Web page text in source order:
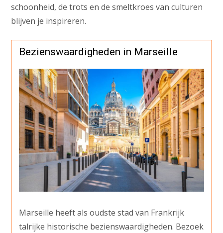
schoonheid, de trots en de smeltkroes van culturen
blijven je inspireren.
Bezienswaardigheden in Marseille
Marseille heeft als oudste stad van Frankrijk
talrijke historische bezienswaardigheden. Bezoek